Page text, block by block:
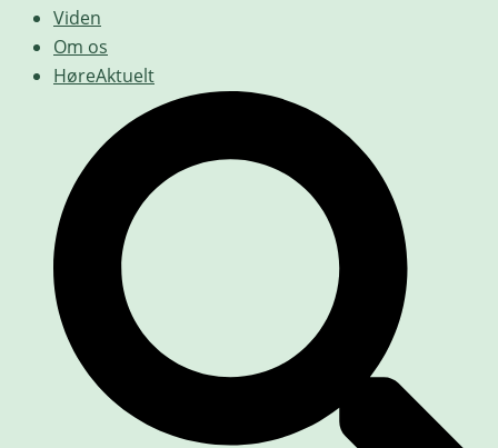
Viden
Om os
HøreAktuelt